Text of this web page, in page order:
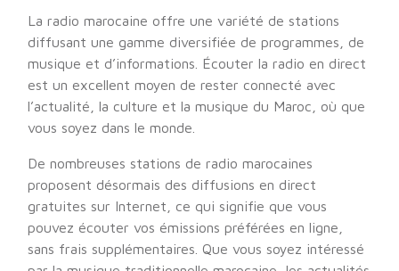
La radio marocaine offre une variété de stations
diffusant une gamme diversifiée de programmes, de
musique et d’informations. Écouter la radio en direct
est un excellent moyen de rester connecté avec
l’actualité, la culture et la musique du Maroc, où que
vous soyez dans le monde.
De nombreuses stations de radio marocaines
proposent désormais des diffusions en direct
gratuites sur Internet, ce qui signifie que vous
pouvez écouter vos émissions préférées en ligne,
sans frais supplémentaires. Que vous soyez intéressé